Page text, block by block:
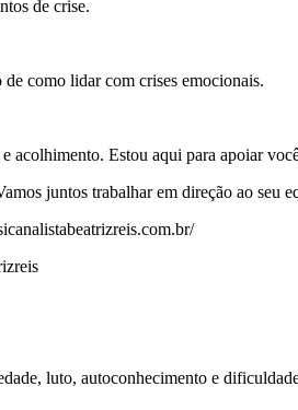
de crise.
como lidar com crises emocionais.
acolhimento. Estou aqui para apoiar
juntos trabalhar em direção ao seu
luto, autoconhecimento e